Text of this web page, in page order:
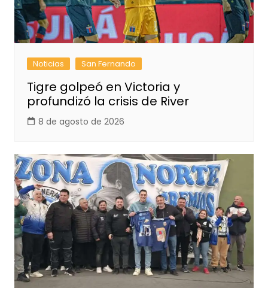
Noticias San Fernando
Tigre golpeó en Victoria y
profundizó la crisis de River
8 de agosto de 2026